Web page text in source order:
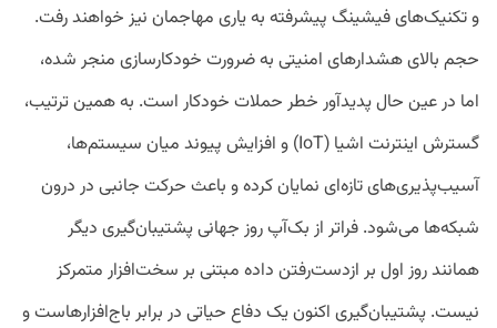
و تکنیک‌های فیشینگ پیشرفته به یاری مهاجمان نیز خواهند رفت.
حجم بالای هشدارهای امنیتی به ضرورت خودکارسازی منجر شده،
اما در عین حال پدیدآور خطر حملات خودکار است. به همین ترتیب،
گسترش اینترنت اشیا (IoT) و افزایش پیوند میان سیستم‌ها،
آسیب‌پذیری‌های تازه‌ای نمایان کرده و باعث حرکت جانبی در درون
شبکه‌ها می‌شود. فراتر از بک‌آپ روز جهانی پشتیبان‌گیری دیگر
همانند روز اول بر ازدست‌‌رفتن داده مبتنی بر سخت‌افزار متمرکز
نیست. پشتیبان‌گیری اکنون یک دفاع حیاتی در برابر باج‌افزارهاست و